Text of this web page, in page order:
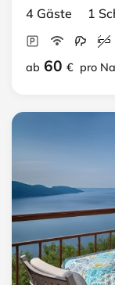
4 Gäste 1
ab 60 € pro